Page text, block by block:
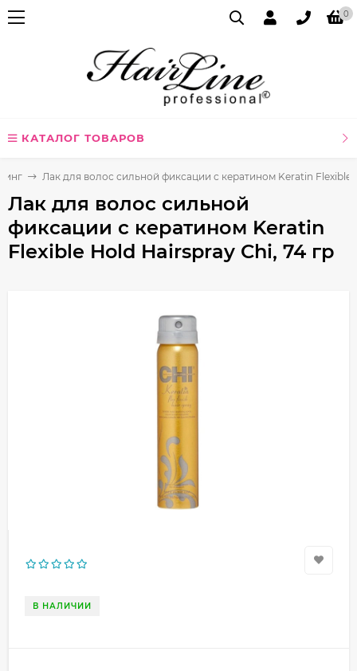
0
КАТАЛОГ ТОВАРОВ
Лак для волос сильной фиксации с кератином Keratin Flexible
Лак для волос сильной
фиксации с кератином Keratin
Flexible Hold Hairspray Chi, 74 гр
В НАЛИЧИИ